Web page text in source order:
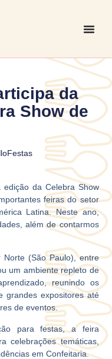
da
Show de
da Celebra Show
feiras do setor
Latina. Neste ano,
além de contarmos
(São Paulo), entre
um ambiente repleto de
reunindo os
grandes expositores até
de eventos.
para festas, a feira
celebrações temáticas,
em Confeitaria.